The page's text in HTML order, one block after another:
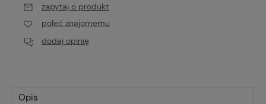
zapytaj o produkt
poleć znajomemu
dodaj opinię
Opis